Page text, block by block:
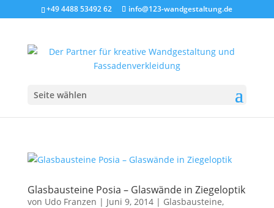
+49 4488 53492 62 info@123-wandgestaltung.de
Seite wählen
Glasbausteine Posia – Glaswände in Ziegeloptik
von Udo Franzen | Juni 9, 2014| Glasbausteine,